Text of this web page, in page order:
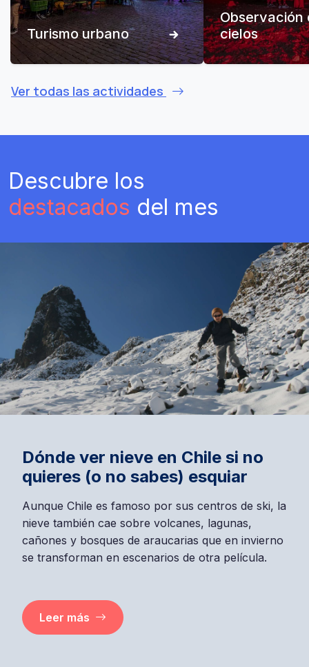
Turismo urbano
Observación
cielos
Ver todas las actividades
Descubre los
destacados del mes
Dónde ver nieve en Chile si no
quieres (o no sabes) esquiar
Aunque Chile es famoso por sus centros de ski, la
nieve también cae sobre volcanes, lagunas,
cañones y bosques de araucarias que en invierno
se transforman en escenarios de otra película.
Leer más